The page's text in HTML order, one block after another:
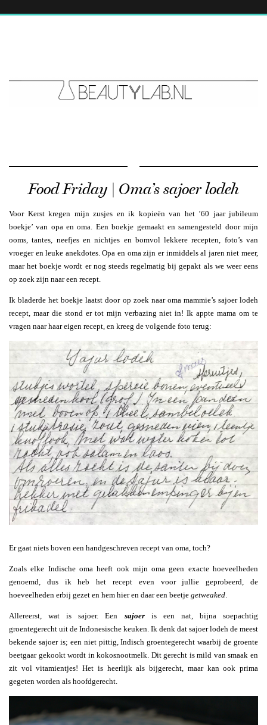
Food Friday | Oma’s sajoer lodeh
Voor Kerst kregen mijn zusjes en ik kopieën van het ’60 jaar jubileum
boekje’ van opa en oma. Een boekje gemaakt en samengesteld door mijn
ooms, tantes, neefjes en nichtjes en bomvol lekkere recepten, foto’s van
vroeger en leuke anekdotes. Opa en oma zijn er inmiddels al jaren niet meer,
maar het boekje wordt er nog steeds regelmatig bij gepakt als we weer eens
op zoek zijn naar een recept.
Ik bladerde het boekje laatst door op zoek naar oma mammie’s sajoer lodeh
recept, maar die stond er tot mijn verbazing niet in! Ik appte mama om te
vragen naar haar eigen recept, en kreeg de volgende foto terug:
Er gaat niets boven een handgeschreven recept van oma, toch?
Zoals elke Indische oma heeft ook mijn oma geen exacte hoeveelheden
genoemd, dus ik heb het recept even voor jullie geprobeerd, de
hoeveelheden erbij gezet en hem hier en daar een beetje getweaked.
Allereerst, wat is sajoer. Een sajoeris een nat, bijna soepachtig
groentegerecht uit de Indonesische keuken. Ik denk dat sajoer lodeh de meest
bekende sajoer is; een niet pittig, Indisch groentegerecht waarbij de groente
beetgaar gekookt wordt in kokosnootmelk. Dit gerecht is mild van smaak en
zit vol vitamientjes! Het is heerlijk als bijgerecht, maar kan ook prima
gegeten worden als hoofdgerecht.